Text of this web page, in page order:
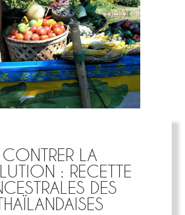
CONTRER LA
: RECETTE
DES